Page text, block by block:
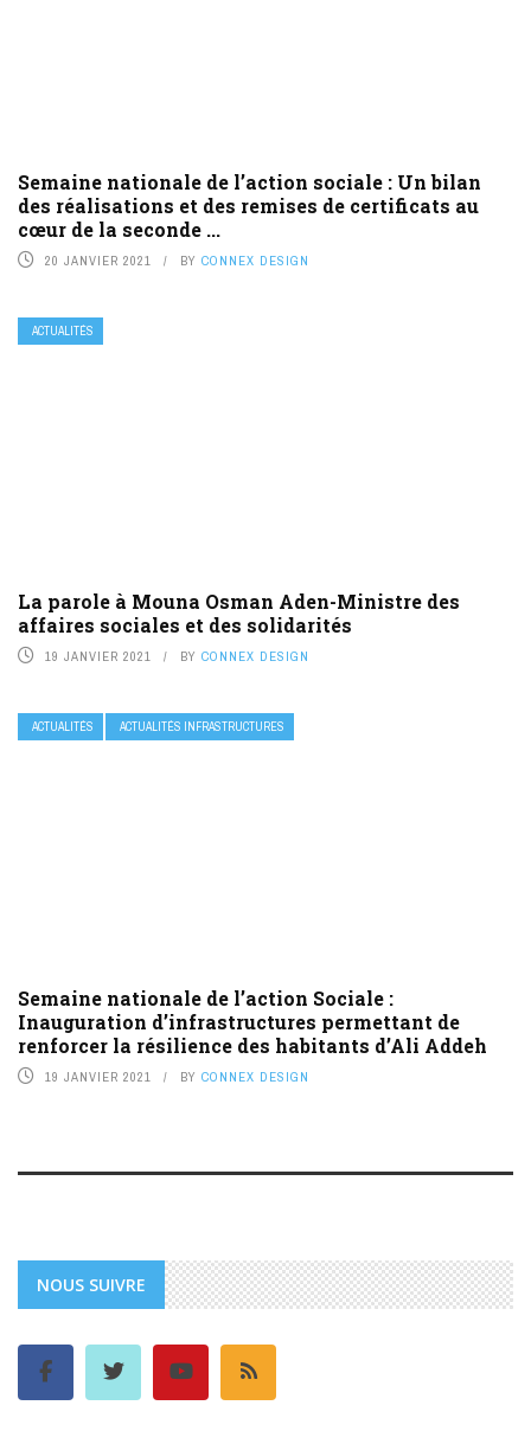
Semaine nationale de l’action sociale : Un bilan
des réalisations et des remises de certificats au
cœur de la seconde ...
20 JANVIER 2021 BY CONNEX DESIGN
ACTUALITÉS
La parole à Mouna Osman Aden-Ministre des
affaires sociales et des solidarités
19 JANVIER 2021 BY CONNEX DESIGN
ACTUALITÉS ACTUALITÉS INFRASTRUCTURES
Semaine nationale de l’action Sociale :
Inauguration d’infrastructures permettant de
renforcer la résilience des habitants d’Ali Addeh
19 JANVIER 2021 BY CONNEX DESIGN
NOUS SUIVRE